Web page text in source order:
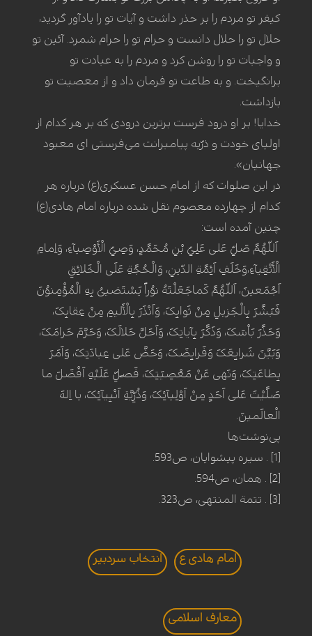
کیفر تو مردم را بر حذر داشت و آیات تو را یادآور گردید،
حلال تو را حلال دانست و حرام تو را حرام شمرد. آئین تو
و واجبات تو را روشن کرد و مردم را به عبادت تو
برانگیخت. و به طاعت تو فرمان داد و از معصیت تو
بازداشت.
خدایا! بر او درود فرست برترین درودی که بر هر کدام از
اولیای خودت و ذرّیه پیامبرانت می‌فرستی ای معبود
جهانیان».
در این صلوات که از امام حسن عسکری(ع) درباره هر
کدام از چهارده معصوم نقل شده درباره امام هادی(ع)
چنین آمده است:
اَللّهُمَّ صَلِّ عَلى‏ عَلِىِّ بْنِ مُحَمَّدٍ، وَصِىِّ الْأَوْصِیآءِ، وَاِمامِ
الْأَتْقِیآءِ،وَخَلَفِ اَئِمَّةِ الدّینِ، وَالْحُجَّةِ عَلَى الْخَلائِقِ
اَجْمَعینَ، اَللّهُمَّ کَماجَعَلْتَهُ نوُراً یَسْتَضیى‏ُ بِهِ الْمُؤْمِنوُنَ
فَبَشَّرَ بِالْجَزیلِ مِنْ ثَوابِکَ، وَاَنْذَرَ بِالْأَلیمِ مِنْ عِقابِکَ،
وَحَذَّرَ بَاْسَکَ، وَذَکَّرَ بِآیاتِکَ، وَاَحَلَّ حَلالَکَ، وَحَرَّمَ حَرامَکَ،
وَبَیَّنَ شَرایِعَکَ وَفَرایِضَکَ، وَحَضَّ عَلى‏ عِبادَتِکَ، وَاَمَرَ
بِطاعَتِکَ، وَنَهى‏ عَنْ مَعْصِیَتِکَ، فَصَلِّ عَلَیْهِ اَفْضَلَ ما
صَلَّیْتَ عَلى‏ اَحَدٍ مِنْ اَوْلِیآئِکَ، وَذُرِّیَّةِ اَنْبِیآئِکَ، یا اِلهَ
الْعالَمینَ.
پی‌نوشت‌ها
امام هادی ع انتخاب سردبير
معارف اسلامی